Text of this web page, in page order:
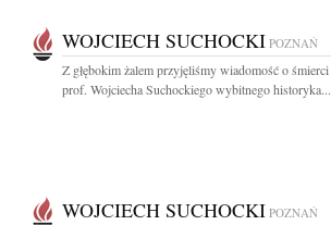
WOJCIECH SUCHOCKI POZNAŃ
Z głębokim żalem przyjęliśmy wiadomość o śmierci
prof. Wojciecha Suchockiego wybitnego historyka...
WOJCIECH SUCHOCKI POZNAŃ